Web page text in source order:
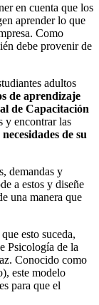
en cuenta que los
aprender lo que
Como
debe provenir de
adultos
de aprendizaje
de Capacitación
y encontrar las
necesidades de su
demandas y
a estos y diseñe
una manera que
esto suceda,
Psicología de la
Conocido como
este modelo
para que el